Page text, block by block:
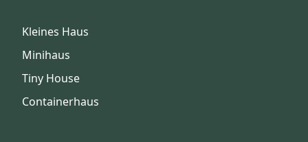
Kleines Haus
Minihaus
Tiny House
Containerhaus